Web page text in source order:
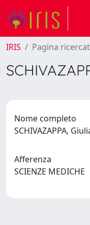
IRIS Pagina
Nome completo
SCHIVAZAPPA,
Afferenza
SCIENZE MEDICHE